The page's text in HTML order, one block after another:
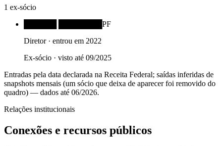
1 ex-sócio
PF
Diretor· entrou em 2022
Ex-sócio · visto até 09/2025
Entradas pela data declarada na Receita Federal; saídas inferidas de
snapshots mensais (um sócio que deixa de aparecer foi removido do
quadro) — dados até 06/2026.
Relações institucionais
Conexões e recursos públicos